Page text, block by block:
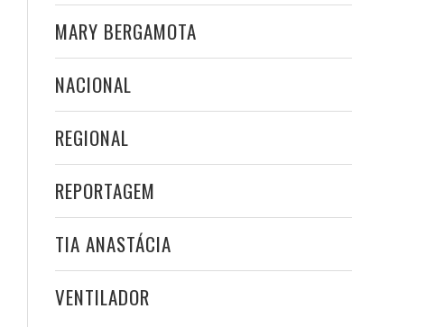
MARY BERGAMOTA
NACIONAL
REGIONAL
REPORTAGEM
TIA ANASTÁCIA
VENTILADOR